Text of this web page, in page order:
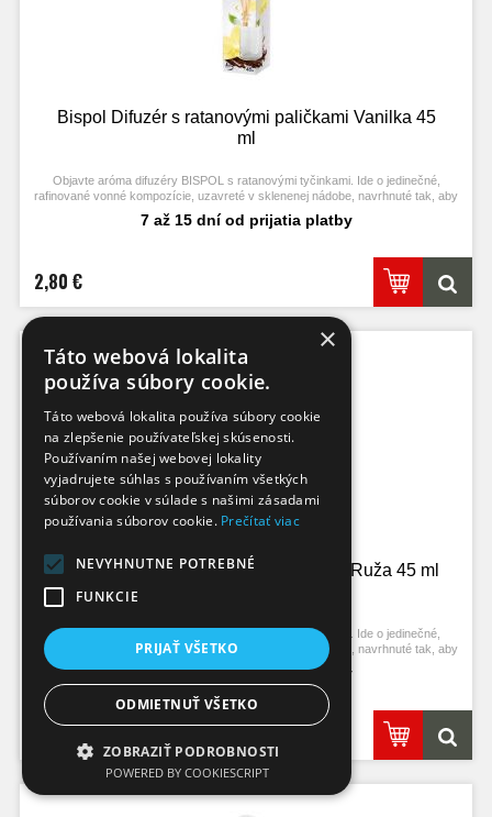
Bispol Difuzér s ratanovými paličkami Vanilka 45
ml
Objavte aróma difuzéry BISPOL s ratanovými tyčinkami. Ide o jedinečné,
rafinované vonné kompozície, uzavreté v sklenenej nádobe, navrhnuté tak, aby
naplnili priestor originálnou arómou.
7 až 15 dní od prijatia platby
2,80 €
Bispol Difuzér s ratanovými paličkami Ruža 45 ml
Objavte aróma difuzéry BISPOL s ratanovými tyčinkami. Ide o jedinečné,
rafinované vonné kompozície, uzavreté v sklenenej nádobe, navrhnuté tak, aby
naplnili priestor originálnou arómou.
7 až 15 dní od prijatia platby
2,80 €
×
Táto webová lokalita
používa súbory cookie.
Táto webová lokalita používa súbory cookie
na zlepšenie používateľskej skúsenosti.
Používaním našej webovej lokality
vyjadrujete súhlas s používaním všetkých
súborov cookie v súlade s našimi zásadami
používania súborov cookie. Prečítať viac
NEVYHNUTNE POTREBNÉ
FUNKCIE
PRIJAŤ VŠETKO
ODMIETNUŤ VŠETKO
ZOBRAZIŤ PODROBNOSTI
POWERED BY COOKIESCRIPT